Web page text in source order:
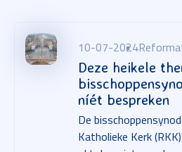
10-07-2024
Deze heikele
níét bespreken
De
Katholieke Kerk